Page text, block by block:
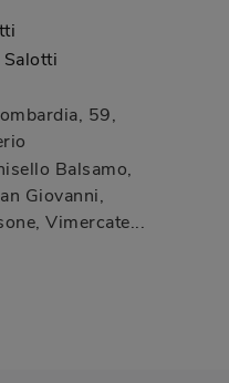
Salotti
59,
Balsamo,
Giovanni,
Vimercate...